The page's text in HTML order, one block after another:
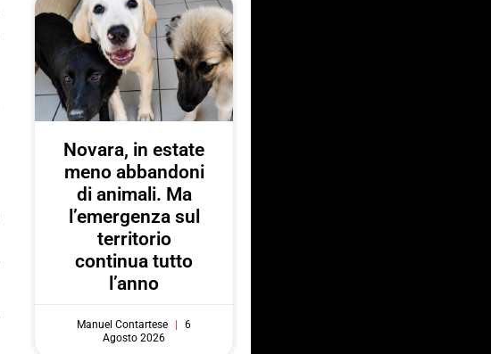
Novara, in estate
meno abbandoni
di animali. Ma
l’emergenza sul
territorio
continua tutto
l’anno
Manuel Contartese
6
Agosto 2026